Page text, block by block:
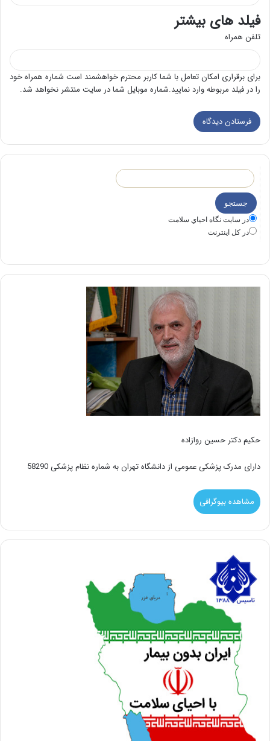
فیلد های بیشتر
تلفن همراه
برای برقراری امکان تعامل با شما کاربر محترم خواهشمند است شماره همراه خود
را در فیلد مربوطه وارد نمایید.شماره موبایل شما در سایت منتشر نخواهد شد.
در سايت نگاه احياي سلامت
در كل اينترنت
حکیم دکتر حسین روازاده
دارای مدرک پزشکی عمومی از دانشگاه تهران به شماره نظام پزشکی 58290
مشاهده بیوگرافی